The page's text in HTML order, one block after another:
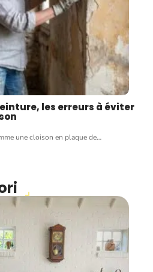
les erreurs à éviter
une cloison en plaque de…